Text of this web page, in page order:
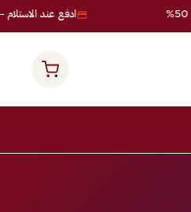
ادفع عند الاستلام